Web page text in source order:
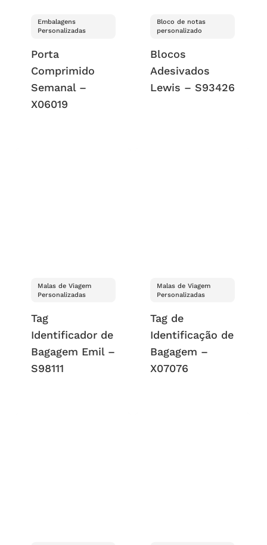
Embalagens
Personalizadas
Porta
Comprimido
Semanal –
X06019
Bloco de notas
personalizado
Blocos
Adesivados
Lewis – S93426
Malas de Viagem
Personalizadas
Tag
Identificador de
Bagagem Emil –
S98111
Malas de Viagem
Personalizadas
Tag de
Identificação de
Bagagem –
X07076